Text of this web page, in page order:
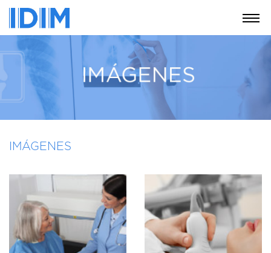
NOSOTROS
SERVICIOS
EDUCACIÓN
INSTRUCCIONES
PACIENTES
MÉDICAS
INVESTIGACIÓN
SEDES
HORARIOS
IMÁGENES